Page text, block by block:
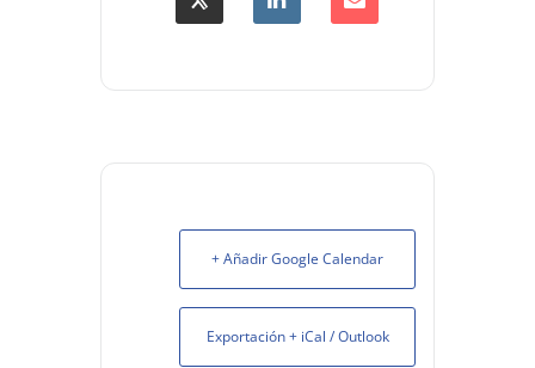
+ Añadir Google Calendar
Exportación + iCal / Outlook